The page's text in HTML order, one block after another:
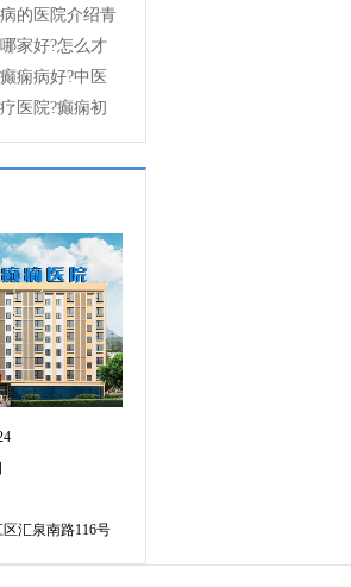
什么?
的医院介绍青
家好?怎么才
了癫痫?
痫病好?中医
医院?癫痫初
汇泉南路116号